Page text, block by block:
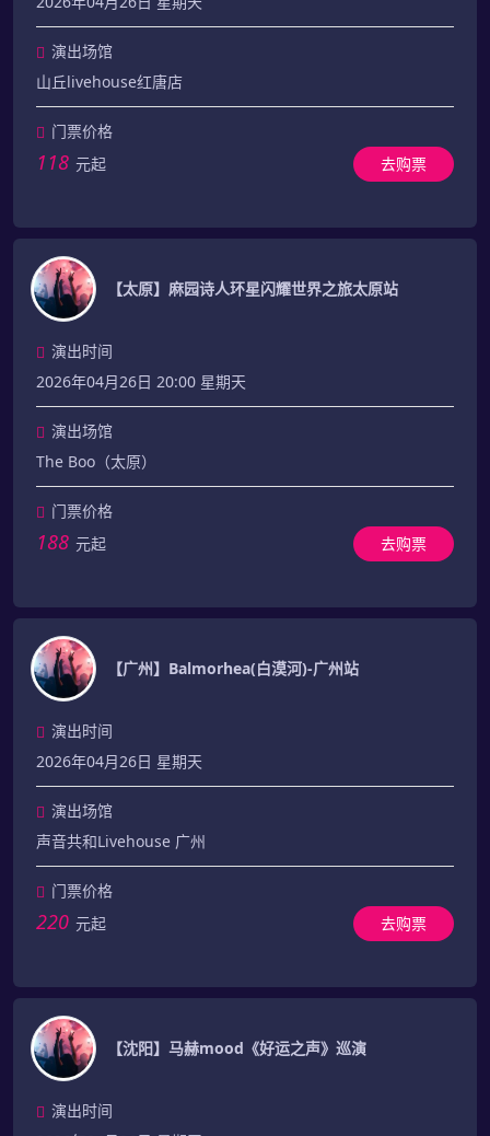
演出场馆
山丘livehouse红唐店
门票价格
118 元起 去购票
【太原】麻园诗人环星闪耀世界之旅太原站
演出时间
2026年04月26日 20:00 星期天
演出场馆
The Boo（太原）
门票价格
188 元起 去购票
【广州】Balmorhea(白漠河)-广州站
演出时间
2026年04月26日 星期天
演出场馆
声音共和Livehouse 广州
门票价格
220 元起 去购票
【沈阳】马赫mood《好运之声》巡演
演出时间